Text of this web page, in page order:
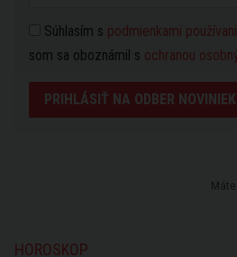
Súhlasím s podmienkami
som sa oboznámil s ochranou
PRIHLÁSIŤ NA ODBER NOVINIEK
HOROSKOP